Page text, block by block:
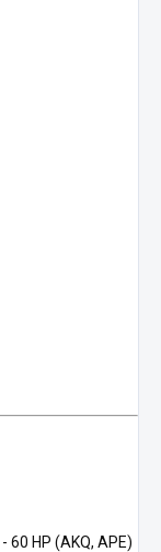
- 60 HP (AKQ, APE)